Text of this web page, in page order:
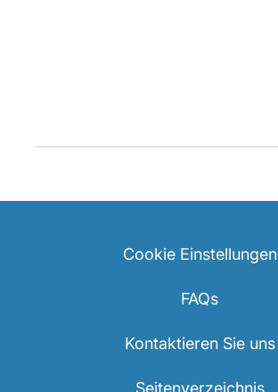
Cookie Einstellungen
FAQs
Kontaktieren Sie uns
Seitenverzeichnis